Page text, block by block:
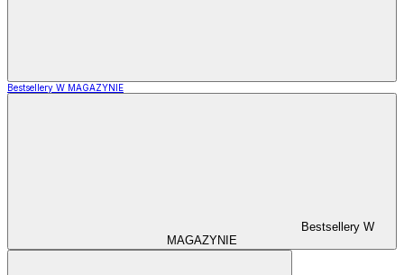
Bestsellery W MAGAZYNIE
Bestsellery W
MAGAZYNIE